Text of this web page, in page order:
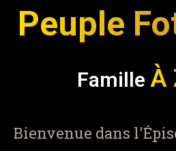
Peuple
Famille À
Bienvenue dans